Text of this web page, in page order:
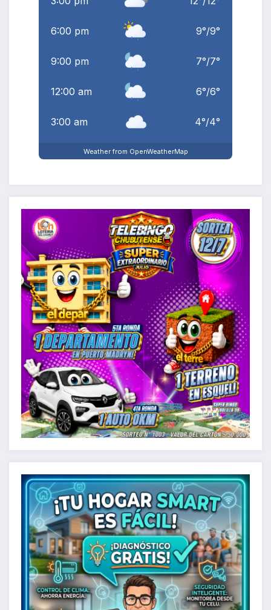
6:00 pm 9°/9°
9:00 pm 7°/7°
12:00 am 6°/6°
3:00 am 4°/4°
Weather from OpenWeatherMap